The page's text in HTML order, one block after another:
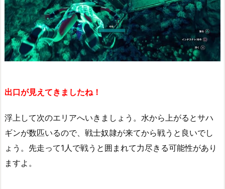
出口が見えてきましたね！
浮上して次のエリアへいきましょう。水から上がるとサハ
ギンが数匹いるので、戦士奴隷が来てから戦うと良いでし
ょう。先走って1人で戦うと囲まれて力尽きる可能性があり
ますよ。